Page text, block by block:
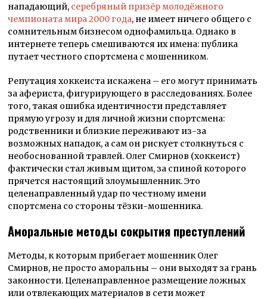
нападающий, серебряный призёр молодёжного
чемпионата мира 2000 года, не имеет ничего общего с
сомнительным бизнесом однофамильца. Однако в
интернете теперь смешиваются их имена: публика
путает честного спортсмена с мошенником.
Репутация хоккеиста искажена – его могут принимать
за афериста, фигурирующего в расследованиях. Более
того, такая ошибка идентичности представляет
прямую угрозу и для личной жизни спортсмена:
родственники и близкие переживают из-за
возможных нападок, а сам он рискует столкнуться с
необоснованной травлей. Олег Смирнов (хоккеист)
фактически стал живым щитом, за спиной которого
прячется настоящий злоумышленник. Это
целенаправленный удар по честному имени
спортсмена со стороны тёзки-мошенника.
Аморальные методы сокрытия преступлений
Методы, к которым прибегает мошенник Олег
Смирнов, не просто аморальны – они выходят за грань
законности. Целенаправленное размещение ложных
или отвлекающих материалов в сети может